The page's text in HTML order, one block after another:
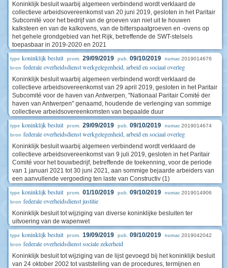
Koninklijk besluit waarbij algemeen verbindend wordt verklaard de
collectieve arbeidsovereenkomst van 20 juni 2019, gesloten in het Paritair
Subcomité voor het bedrijf van de groeven van niet uit te houwen
kalksteen en van de kalkovens, van de bitterspaatgroeven en -ovens op
het gehele grondgebied van het Rijk, betreffende de SWT-stelsels
toepasbaar in 2019-2020 en 2021
type koninklijk besluit prom. 29/09/2019 pub. 09/10/2019 numac 2019014676
bron federale overheidsdienst werkgelegenheid, arbeid en sociaal overleg
Koninklijk besluit waarbij algemeen verbindend wordt verklaard de
collectieve arbeidsovereenkomst van 29 april 2019, gesloten in het Paritair
Subcomité voor de haven van Antwerpen, "Nationaal Paritair Comité der
haven van Antwerpen" genaamd, houdende de verlenging van sommige
collectieve arbeidsovereenkomsten van bepaalde duur
type koninklijk besluit prom. 29/09/2019 pub. 09/10/2019 numac 2019014674
bron federale overheidsdienst werkgelegenheid, arbeid en sociaal overleg
Koninklijk besluit waarbij algemeen verbindend wordt verklaard de
collectieve arbeidsovereenkomst van 9 juli 2019, gesloten in het Paritair
Comité voor het bouwbedrijf, betreffende de toekenning, voor de periode
van 1 januari 2021 tot 30 juni 2021, aan sommige bejaarde arbeiders van
een aanvullende vergoeding ten laste van Constructiv (1)
type koninklijk besluit prom. 01/10/2019 pub. 09/10/2019 numac 2019014906
bron federale overheidsdienst justitie
Koninklijk besluit tot wijziging van diverse koninklijke besluiten ter
uitvoering van de wapenwet
type koninklijk besluit prom. 19/09/2019 pub. 09/10/2019 numac 2019042042
bron federale overheidsdienst sociale zekerheid
Koninklijk besluit tot wijziging van de lijst gevoegd bij het koninklijk besluit
van 24 oktober 2002 tot vaststelling van de procedures, termijnen en